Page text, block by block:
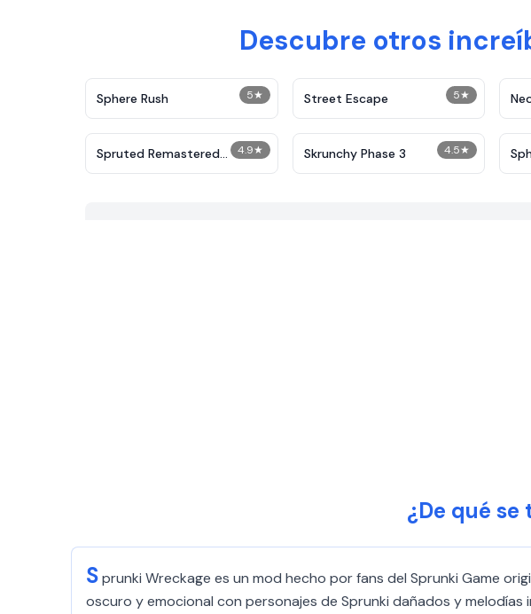
Descubre otros
5★
Sphere Rush 5★
Street Escape
4.9★
Spruted Remastered
Alternative Phase 2
4.5★
Skrunchy Phase 3
¿De qué
Sprunki Wreckage es un mod hecho por fans del Sprunki Game
oscuro y emocional con personajes de Sprunki dañados y